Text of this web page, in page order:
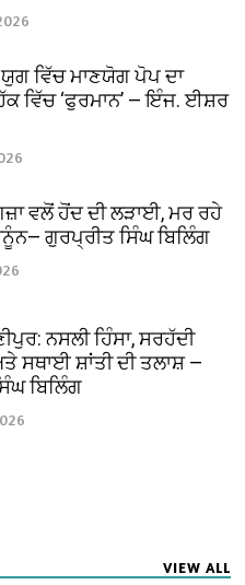
ਵਿੱਚ ਮਾਣਯੋਗ ਪੋਪ ਦਾ
ਵਿੱਚ ‘ਫੁਰਮਾਨ’ — ਇੰਜ. ਈਸ਼ਰ
ਵਲੋਂ ਹੋਂਦ ਦੀ ਲੜਾਈ, ਮਰ ਰਹੇ
ਗੁਰਪ੍ਰੀਤ ਸਿੰਘ ਬਿਲਿੰਗ
ਨਸਲੀ ਹਿੰਸਾ, ਸਰਹੱਦੀ
ਸਥਾਈ ਸ਼ਾਂਤੀ ਦੀ ਤਲਾਸ਼ —
ਬਿਲਿੰਗ
VIEW ALL